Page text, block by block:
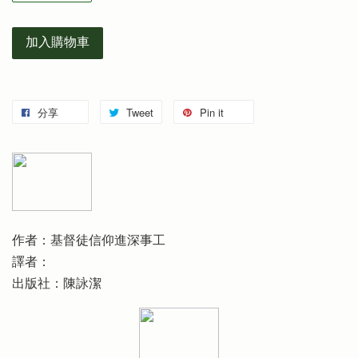
加入購物車
分享 Tweet Pin it
作者：基督徒信仰進深事工
譯者：
出版社：陳詠潔